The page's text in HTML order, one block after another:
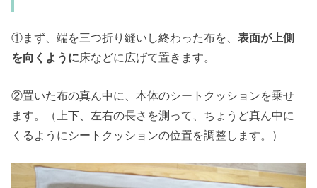
①まず、端を三つ折り縫いし終わった布を、表面が上側
を向くように床などに広げて置きます。
②置いた布の真ん中に、本体のシートクッションを乗せ
ます。（上下、左右の長さを測って、ちょうど真ん中に
くるようにシートクッションの位置を調整します。）